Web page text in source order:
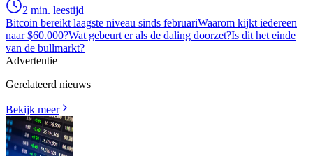
2 min. leestijd
Bitcoin bereikt laagste niveau sinds februariWaarom kijkt iedereen
naar $60.000?Wat gebeurt er als de daling doorzet?Is dit het einde
van de bullmarkt?
Advertentie
Gerelateerd nieuws
Bekijk meer